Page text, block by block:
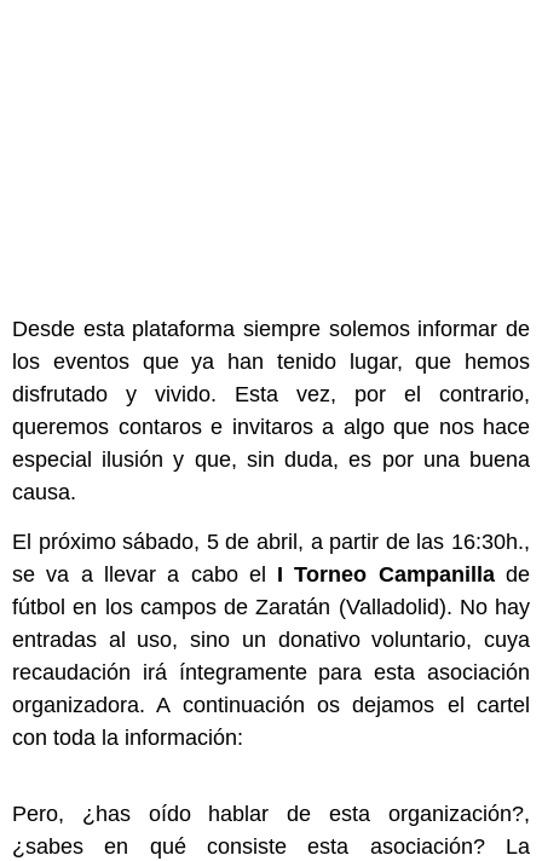
Desde esta plataforma siempre solemos informar de
los eventos que ya han tenido lugar, que hemos
disfrutado y vivido. Esta vez, por el contrario,
queremos contaros e invitaros a algo que nos hace
especial ilusión y que, sin duda, es por una buena
causa.
El próximo sábado, 5 de abril, a partir de las 16:30h.,
se va a llevar a cabo el I Torneo Campanillade
fútbol en los campos de Zaratán (Valladolid). No hay
entradas al uso, sino un donativo voluntario, cuya
recaudación irá íntegramente para esta asociación
organizadora. A continuación os dejamos el cartel
con toda la información:
Pero, ¿has oído hablar de esta organización?,
¿sabes en qué consiste esta asociación? La